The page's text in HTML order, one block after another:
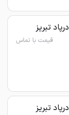
قیمت با تماس